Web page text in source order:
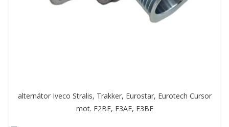
alternátor Iveco Stralis, Trakker, Eurostar, Eurotech Cursor
mot. F2BE, F3AE, F3BE